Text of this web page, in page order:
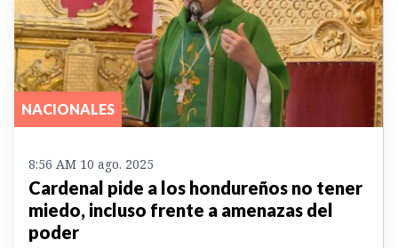
NACIONALES
8:56 AM 10 ago. 2025
Cardenal pide a los hondureños no tener
miedo, incluso frente a amenazas del
poder